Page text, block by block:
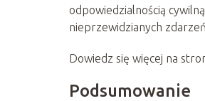
odpowiedzialnością
nieprzewidzianych
Dowiedz się więcej na
Podsumowanie